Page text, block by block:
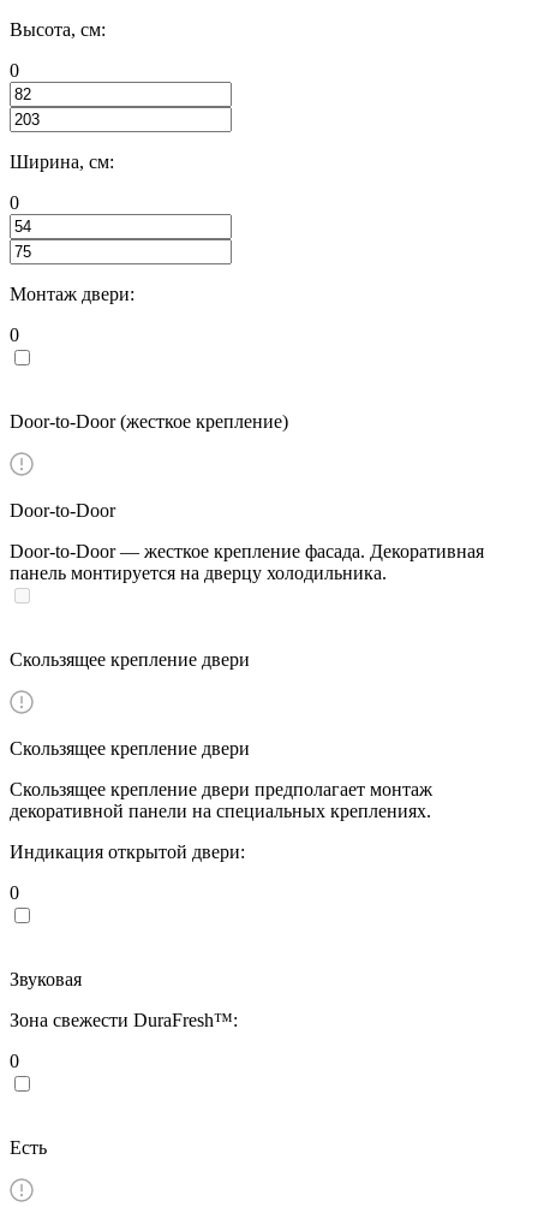
Высота, см:
0
Ширина, см:
0
Монтаж двери:
0
Door-to-Door (жесткое крепление)
Door-to-Door
Door-to-Door — жесткое крепление фасада. Декоративная
панель монтируется на дверцу холодильника.
Скользящее крепление двери
Скользящее крепление двери
Скользящее крепление двери предполагает монтаж
декоративной панели на специальных креплениях.
Индикация открытой двери:
0
Звуковая
Зона свежести DuraFresh™:
0
Есть